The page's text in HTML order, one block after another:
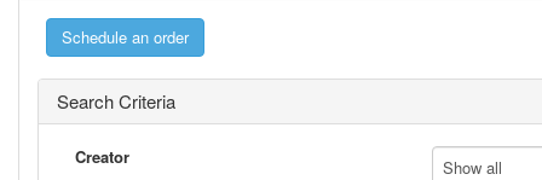
Search Criteria
Creator
Show all